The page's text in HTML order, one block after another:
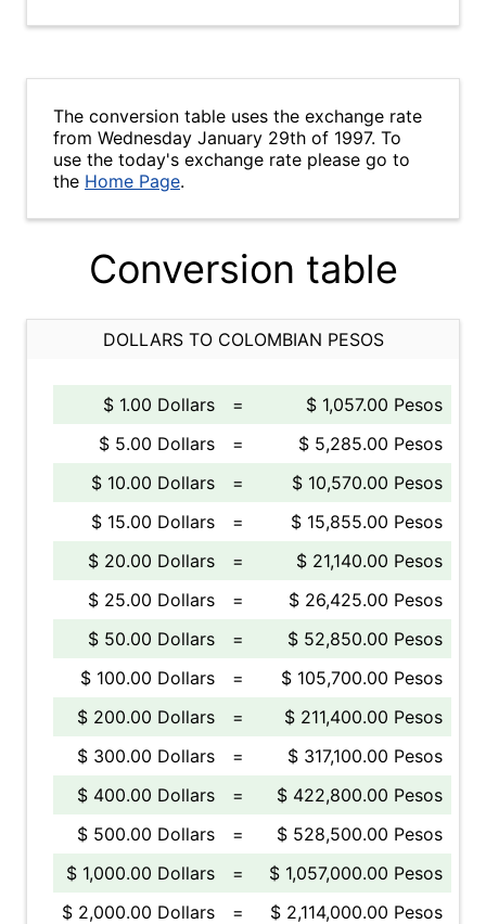
The conversion table uses the exchange rate
from Wednesday January 29th of 1997. To
use the today's exchange rate please go to
the Home Page.
Conversion table
DOLLARS TO COLOMBIAN PESOS
$ 1.00 Dollars =
$ 1,057.00 Pesos
$ 5.00 Dollars
=
$ 5,285.00 Pesos
$ 10.00 Dollars
=
$ 10,570.00 Pesos
$ 15.00 Dollars
=
$ 15,855.00 Pesos
$ 20.00 Dollars
=
$ 21,140.00 Pesos
$ 25.00 Dollars
=
$ 26,425.00 Pesos
$ 50.00 Dollars
=
$ 52,850.00 Pesos
$ 100.00 Dollars
=
$ 105,700.00 Pesos
$ 200.00 Dollars
=
$ 211,400.00 Pesos
$ 300.00 Dollars
=
$ 317,100.00 Pesos
$ 400.00 Dollars
=
$ 422,800.00 Pesos
$ 500.00 Dollars
=
$ 528,500.00 Pesos
$ 1,000.00 Dollars
=
$ 1,057,000.00 Pesos
$ 2,000.00 Dollars
=
$ 2,114,000.00 Pesos